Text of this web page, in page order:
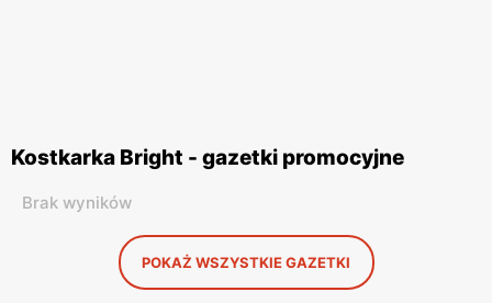
Kostkarka Bright - gazetki promocyjne
Brak wyników
POKAŻ WSZYSTKIE GAZETKI